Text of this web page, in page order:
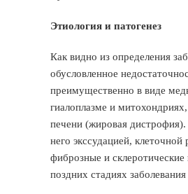
Этиология и патогенез
Как видно из определения
обусловленное
преимущественно в виде
гиалоплазме и
печени (жировая
него экссудацией,
фиброзные и
поздних стадиях